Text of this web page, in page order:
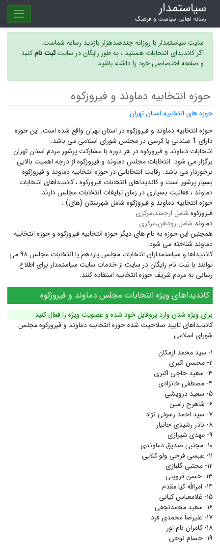
سیاستمدار
رسانه اهالی سیاست و فرهنگ
سایت سیاستمدار با روزانه چندصدهزار بازدید رسانه شماست.
اگر کاندیدای انتخابات هستید ، به طور رایگان در سایتثبت نامکنید
و صفحه اختصاصی خود را داشته باشید.
حوزه انتخابیه دماوند و فیروزکوه
حوزه های انتخابیه استان تهران
حوزه انتخابیه دماوند و فیروزکوه در استان تهران واقع شده است. این حوزه
دارای 1 صندلی یا کرسی در مجلس شورای اسلامی می باشد.
انتخابات دماوند و فیروزکوه در هر دوره با مشارکت پرشور مردم استان تهران
برگزار می شود. انتخابات مجلس دماوند و فیروزکوه از درجه اهمیت بالایی
برخوردار می باشد. رقابت انتخاباتی در حوزه انتخابیه دماوند و فیروزکوه
بسیار پرشور است و کاندیداهای انتخابات فیروزکوه ،کاندیداهای انتخابات
دماوند ،فعالیت بسیاری در زمان تبلیغات انتخابات مجلس دارند.
حوزه انتخابیه دماوند و فیروزکوه شامل شهرستان (های) :
فیروزکوه شامل ارجمند،مرکزی
دماوند شامل رودهن،مرکزی
همچنین این حوزه به نام های دیگر حوزه انتخابیه فیروزکوه و حوزه انتخابیه
دماوند شناخته می شود.
کاندیداها و سیاستمداران انتخابات مجلس یازدهم یا انتخابات مجلس ۹۸ می
توانند با ثبت نام رایگان در سایت از خدمات سایت سیاستمدار برای اطلاع
رسانی به مردم شریف حوزه انتخابیه استفاده کنند.
کاندیداهای ویژه انتخابات مجلس دماوند و فیروزکوه
برای ویژه شدن وارد پروفایل خود شده و عضویت ویژه را فعال کنید
کاندیداهای تایید صلاحیت شده حوزه انتخابیه دماوند و فیروزکوه مجلس
شورای اسلامی
۱- سید محمد ارمکان
۲- محسن اکبری
۳- سعید حاجی اکبری
۴- مصطفی خانزادی
۵- سعید درویشی
۶- شاهرخ رامین
۷- سید احمد رسولی نژاد
۸- نادر رشیدی جانیار
۹- مهدی شیرازی
۱۰- مجتبی صدیق دماوندی
۱۱- عیسی فرحی ولو کلایی
۱۲- مجتبی گلبازی
۱۳- حسن قزوینی
۱۴- امرالله کیا مقدم
۱۵- غلامعباس کیانی
۱۶- سعید محمدنجفی
۱۷- علیرضا محمدی فرد
۱۸- کامران نام اور
۱۹- حسام نوحی